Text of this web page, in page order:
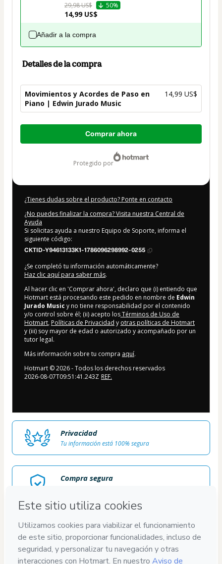
29,98 US$
50%
14,99 US$
Añadir a la compra
Detalles de la compra
Movimientos y Acordes de Paso en
Piano | Edwin Jurado Music
14,99 US$
Total
Comprar ahora
protegido por
¿Tienes dudas sobre el producto? Ponte en contacto
¿No puedes finalizar la compra? Visita nuestra Central de
Ayuda
Si solicitas ayuda a nuestro Equipo de Soporte, informa el
siguiente código:
CKTID-Y94613133K1-1786096298992-0255
¿Se completó tu información automáticamente?
Haz clic aquí para saber más.
Al hacer clic en 'Comprar ahora', declaro que (i) entiendo que
Hotmart está procesando este pedido en nombre de Edwin
Jurado Music y no tiene responsabilidad por el contenido
y/o control sobre él; (ii) acepto losTérminos de Uso de
Hotmart, Políticas de Privacidad y otras políticas de Hotmart
y (iii) soy mayor de edad o autorizado y acompañado por un
tutor legal.
Más información sobre tu compra aquí.
Hotmart ©2026- Todos los derechos reservados
2026-08-07T09:51:41.243Z REF.
Privacidad
Tu información está 100% segura
Compra segura
Entrega por email
Acceso al producto entregado por email